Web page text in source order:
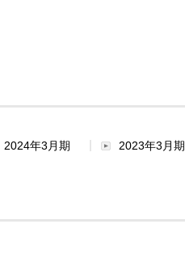
2024年3月期 2023年3月期